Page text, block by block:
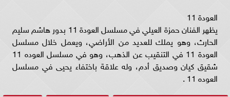
العودة 11
يظهر الفنان حمزة العيلي في مسلسل العودة 11 بدور هاشم سليم
الحارث، وهو يملك للعديد من الأراضي، ويعمل خلال مسلسل
العودة 11 في التنقيب عن الذهب، وهو في مسلسل العوده 11
شقيق كيان وصديق أدم، وله علاقة باختفاء يحيى في مسلسل
العوده 11 .